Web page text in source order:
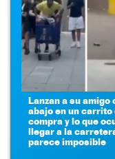
Lanzan a su amigo
abajo en un carrito
compra y lo que
llegar a la
parece imposible